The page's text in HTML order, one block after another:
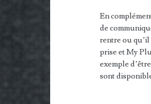
En
de
rentre ou qu’il
prise et My
exemple
sont